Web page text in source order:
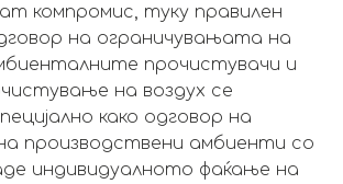
компромис, туку правилен
на ограничувањата на
прочистувачи и
на воздух се
како одговор на
производствени амбиенти со
индивидуалното фаќање на